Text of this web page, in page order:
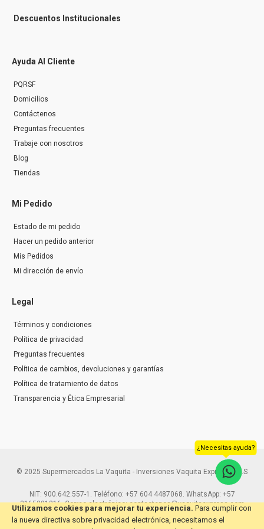
Utilizamos cookies para mejorar tu experiencia. Para cumplir con
la nueva directiva sobre privacidad electrónica, necesitamos el
Descuentos Institucionales
Ayuda Al Cliente
PQRSF
Domicilios
Contáctenos
Preguntas frecuentes
Trabaje con nosotros
Blog
Tiendas
Mi Pedido
Estado de mi pedido
Hacer un pedido anterior
Mis Pedidos
Mi dirección de envío
Legal
Términos y condiciones
Política de privacidad
Preguntas frecuentes
Política de cambios, devoluciones y garantías
Política de tratamiento de datos
Transparencia y Ética Empresarial
© 2025 Supermercados La Vaquita - Inversiones Vaquita Express S.A.S
NIT: 900.642.557-1. Teléfono: +57 604 4487068. WhatsApp: +57
3165291216. Correo electrónico: contactenos@vaquitaexpress.com
¿Necesitas ayuda?